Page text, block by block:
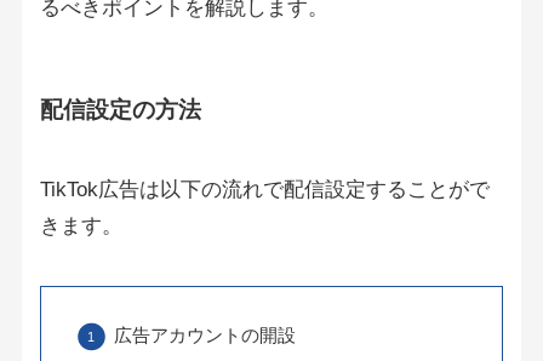
るべきポイントを解説します。
配信設定の方法
TikTok広告は以下の流れで配信設定することがで
きます。
広告アカウントの開設